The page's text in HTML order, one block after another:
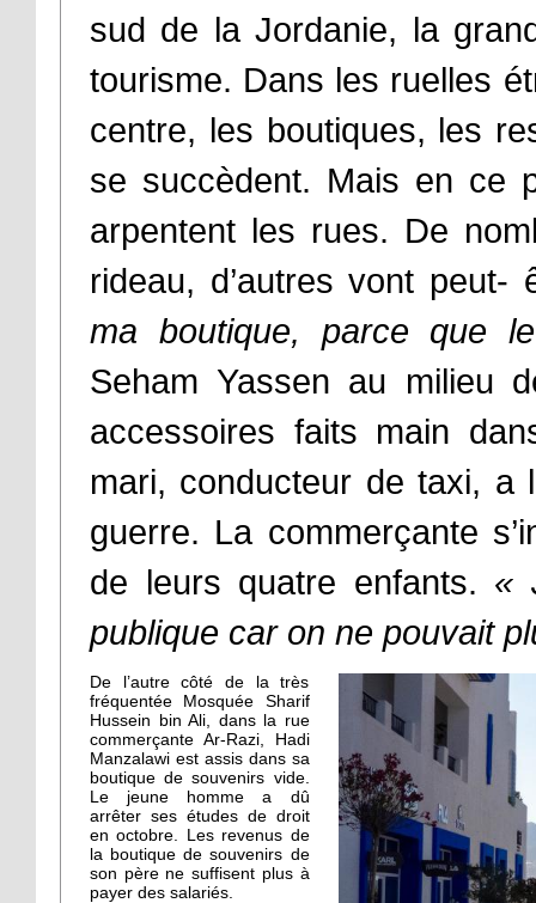
sud de la Jordanie, la
tourisme. Dans les ruelles
centre, les boutiques, les
se succèdent. Mais en ce
arpentent les rues. De
rideau, d’autres vont
ma boutique, parce que
Seham Yassen au milieu
accessoires faits main
mari, conducteur de taxi,
guerre. La commerçante
de leurs quatre enfants. «
publique car on ne pouvait
De l’autre côté de la très
fréquentée Mosquée Sharif
Hussein bin Ali, dans la rue
commerçante Ar-Razi, Hadi
Manzalawi est assis dans sa
boutique de souvenirs vide.
Le jeune homme a dû
arrêter ses études de droit
en octobre. Les revenus de
la boutique de souvenirs de
son père ne suffisent plus à
payer des salariés.